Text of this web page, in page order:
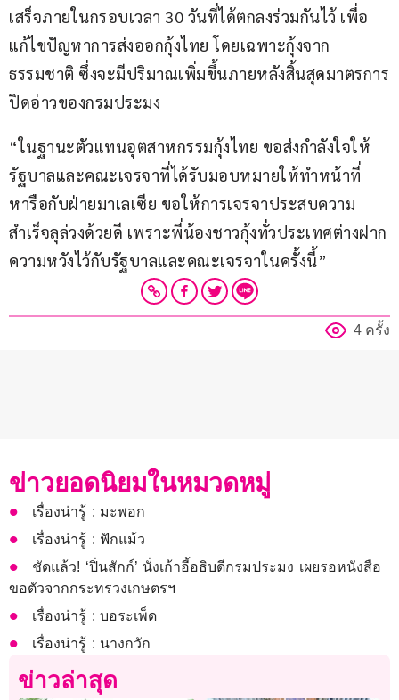
เสร็จภายในกรอบเวลา 30 วันที่ได้ตกลงร่วมกันไว้ เพื่อ
แก้ไขปัญหาการส่งออกกุ้งไทย โดยเฉพาะกุ้งจาก
ธรรมชาติ ซึ่งจะมีปริมาณเพิ่มขึ้นภายหลังสิ้นสุดมาตรการ
ปิดอ่าวของกรมประมง
“ในฐานะตัวแทนอุตสาหกรรมกุ้งไทย ขอส่งกำลังใจให้
รัฐบาลและคณะเจรจาที่ได้รับมอบหมายให้ทำหน้าที่
หารือกับฝ่ายมาเลเซีย ขอให้การเจรจาประสบความ
สำเร็จลุล่วงด้วยดี เพราะพี่น้องชาวกุ้งทั่วประเทศต่างฝาก
ความหวังไว้กับรัฐบาลและคณะเจรจาในครั้งนี้”
4 ครั้ง
ข่าวยอดนิยมในหมวดหมู่
เรื่องน่ารู้ : มะพอก
เรื่องน่ารู้ : ฟักแม้ว
ชัดแล้ว! ‘ปิ่นสักก์’ นั่งเก้าอี้อธิบดีกรมประมง เผยรอหนังสือ
ขอตัวจากกระทรวงเกษตรฯ
เรื่องน่ารู้ : บอระเพ็ด
เรื่องน่ารู้ : นางกวัก
ข่าวล่าสุด